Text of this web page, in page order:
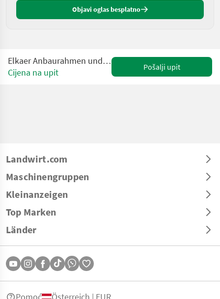
Objavi oglas besplatno
Elkaer Anbaurahmen und Auslegearm für verschiedene Anba
Cijena na upit
Pošalji upit
Landwirt.com
Maschinengruppen
Kleinanzeigen
Top Marken
Länder